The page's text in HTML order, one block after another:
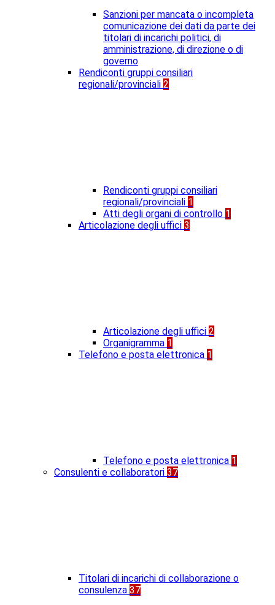
Sanzioni per mancata o incompleta
comunicazione dei dati da parte dei
titolari di incarichi politici, di
amministrazione, di direzione o di
governo
Rendiconti gruppi consiliari
regionali/provinciali 2
Rendiconti gruppi consiliari
regionali/provinciali 1
Atti degli organi di controllo 1
Articolazione degli uffici 3
Articolazione degli uffici 2
Organigramma 1
Telefono e posta elettronica 1
Telefono e posta elettronica 1
Consulenti e collaboratori 37
Titolari di incarichi di collaborazione o
consulenza 37